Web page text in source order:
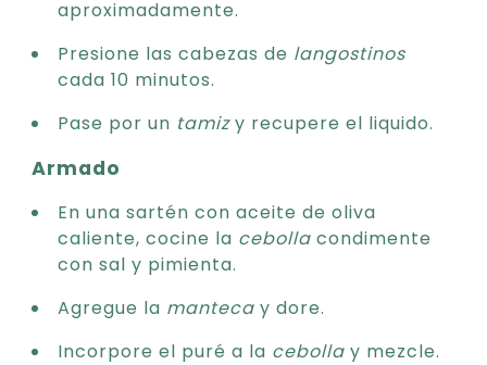
aproximadamente.
Presione las cabezas de langostinos
cada 10 minutos.
Pase por un tamizy recupere el liquido.
Armado
En una sartén con aceite de oliva
caliente, cocine la cebolla condimente
con sal y pimienta.
Agregue la manteca y dore.
Incorpore el puré a la cebolla y mezcle.